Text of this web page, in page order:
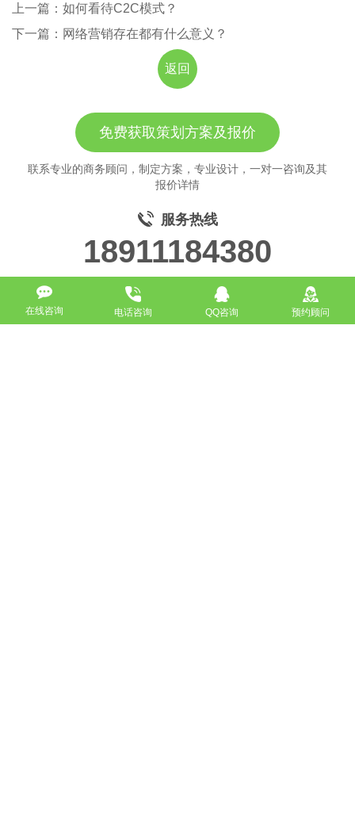
上一篇：如何看待C2C模式？
下一篇：网络营销存在都有什么意义？
返回
免费获取策划方案及报价
联系专业的商务顾问，制定方案，专业设计，一对一咨询及其
报价详情
服务热线
18911184380
在线咨询 电话咨询 QQ咨询 预约顾问